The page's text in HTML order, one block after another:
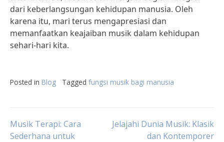
dari keberlangsungan kehidupan manusia. Oleh
karena itu, mari terus mengapresiasi dan
memanfaatkan keajaiban musik dalam kehidupan
sehari-hari kita.
Posted in Blog Tagged fungsi musik bagi manusia
Post
Musik Terapi: Cara
Sederhana untuk
Jelajahi Dunia Musik: Klasik
dan Kontemporer